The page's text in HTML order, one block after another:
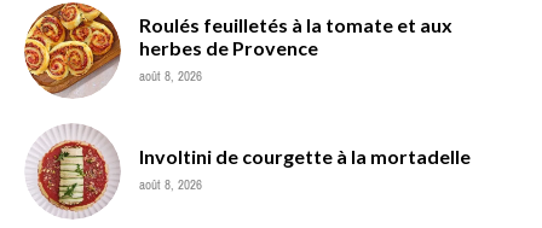
Roulés feuilletés à la tomate et aux
herbes de Provence
août 8, 2026
Involtini de courgette à la mortadelle
août 8, 2026